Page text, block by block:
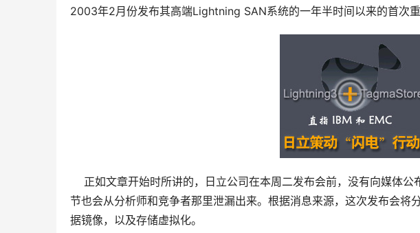
2003年2月份发布其高端Lightning SAN系统的一年半时间以来的首次重
正如文章开始时所讲的，日立公司在本周二发布会前，没有向媒体公
节也会从分析师和竞争者那里泄漏出来。根据消息来源，这次发布会将
据镜像，以及存储虚拟化。